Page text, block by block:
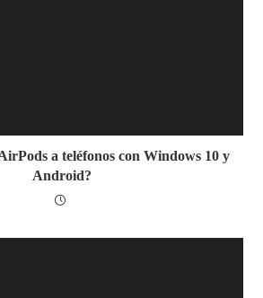
a teléfonos con Windows 10 y
Android?